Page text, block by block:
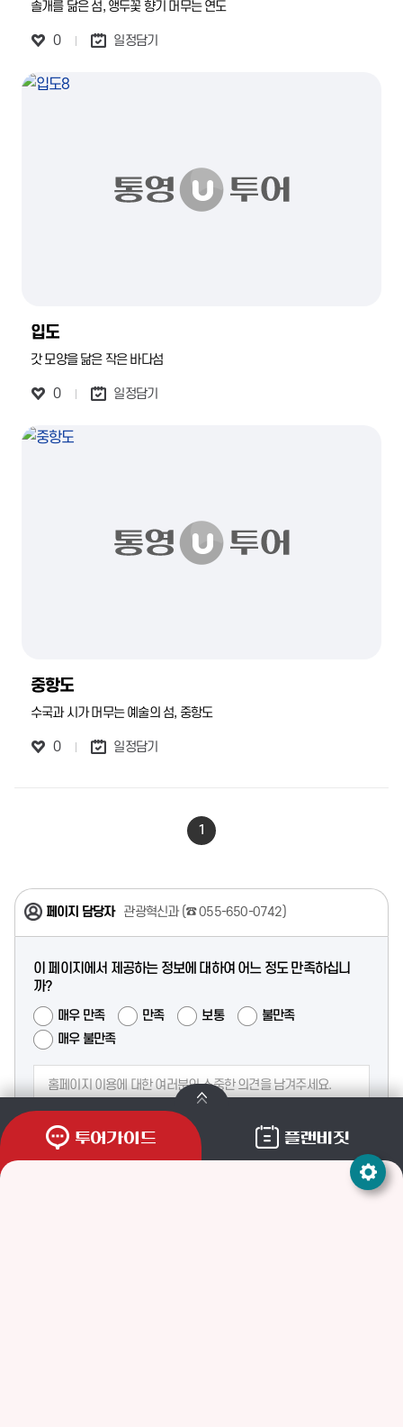
솔개를 닮은 섬, 앵두꽃 향기 머무는 연도
0 일정담기
입도
갓 모양을 닮은 작은 바다섬
0 일정담기
중항도
수국과 시가 머무는 예술의 섬, 중항도
0 일정담기
1
페이지 담당자 관광혁신과 (☎ 055-650-0742)
이 페이지에서 제공하는 정보에 대하여 어느 정도 만족하십니
까?
매우 만족 만족 보통
불만족
매우 불만족
등록
투어가이드 플랜비짓